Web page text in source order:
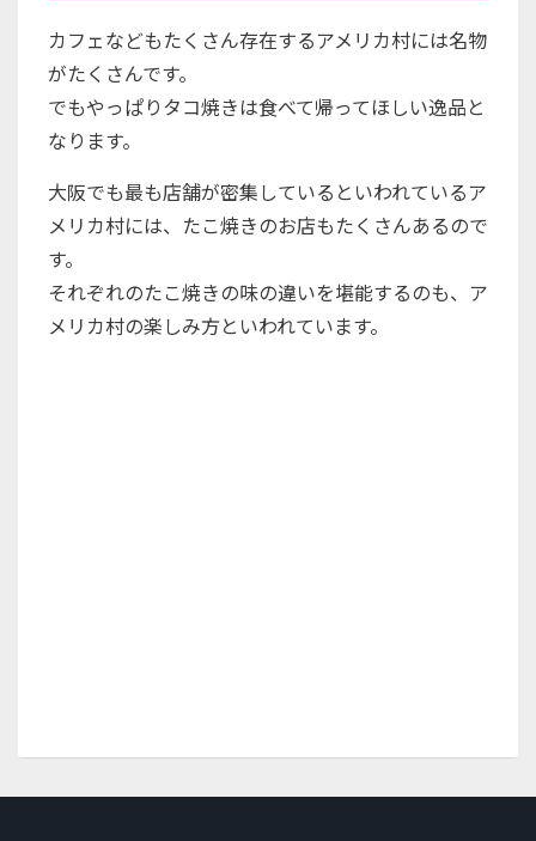
カフェなどもたくさん存在するアメリカ村には名物
がたくさんです。
でもやっぱりタコ焼きは食べて帰ってほしい逸品と
なります。
大阪でも最も店舗が密集しているといわれているア
メリカ村には、たこ焼きのお店もたくさんあるので
す。
それぞれのたこ焼きの味の違いを堪能するのも、ア
メリカ村の楽しみ方といわれています。